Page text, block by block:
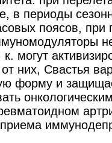
в периоды
поясов, при
могут
них, Свастья
форму и